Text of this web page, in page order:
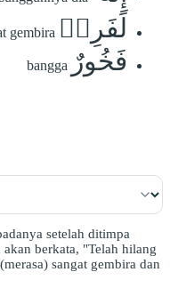
لَفَرِحٞ gembira
فَخُورٌ bangga
setelah ditimpa
berkata, "Telah hilang
sangat gembira dan